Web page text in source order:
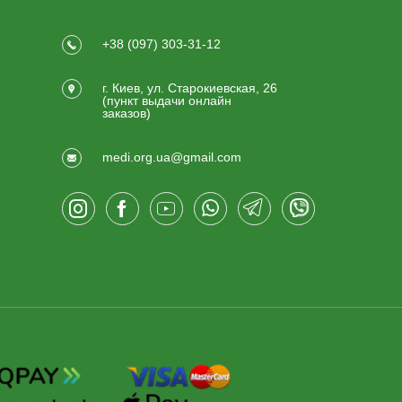
+38 (097) 303-31-12
г. Киев, ул. Старокиевская, 26
(пункт выдачи онлайн
заказов)
medi.org.ua@gmail.com